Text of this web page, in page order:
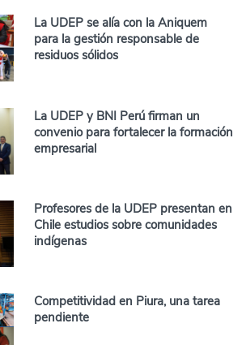
La UDEP se alía con la Aniquem
para la gestión responsable de
residuos sólidos
La UDEP y BNI Perú firman un
convenio para fortalecer la formación
empresarial
Profesores de la UDEP presentan en
Chile estudios sobre comunidades
indígenas
Competitividad en Piura, una tarea
pendiente